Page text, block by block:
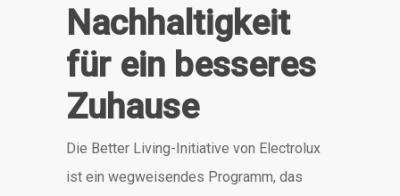
Nachhaltigkeit
für ein besseres
Zuhause
Die Better Living-Initiative von Electrolux
ist ein wegweisendes Programm, das